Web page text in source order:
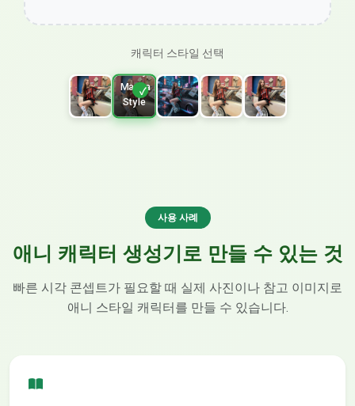
캐릭터 스타일 선택
Shoujo
Manga
Style
사용 사례
애니 캐릭터 생성기로 만들 수 있는 것
빠른 시각 콘셉트가 필요할 때 실제 사진이나 참고 이미지로
애니 스타일 캐릭터를 만들 수 있습니다.